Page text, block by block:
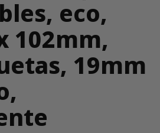
eco,
102mm,
19mm